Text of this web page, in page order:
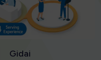
Gidai